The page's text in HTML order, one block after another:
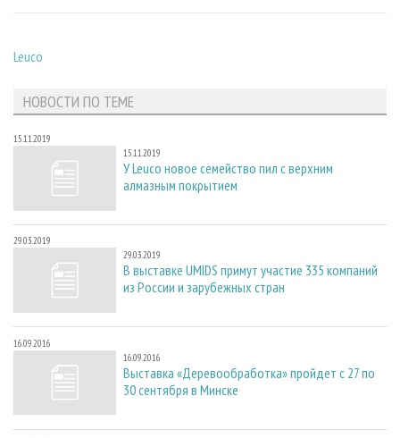
Leuco
НОВОСТИ ПО ТЕМЕ
15.11.2019
15.11.2019
У Leuco новое семейство пил с верхним
алмазным покрытием
29.03.2019
29.03.2019
В выставке UMIDS примут участие 335 компаний
из России и зарубежных стран
16.09.2016
16.09.2016
Выставка «Деревообработка» пройдет с 27 по
30 сентября в Минске